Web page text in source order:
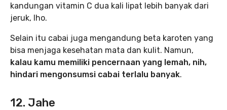
kandungan vitamin C dua kali lipat lebih banyak dari
jeruk, lho.
Selain itu cabai juga mengandung beta karoten yang
bisa menjaga kesehatan mata dan kulit. Namun,
kalau kamu memiliki pencernaan yang lemah, nih,
hindari mengonsumsi cabai terlalu banyak.
12. Jahe